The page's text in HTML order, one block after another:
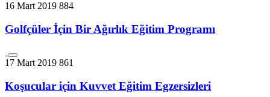
16 Mart 2019 884
Golfçüler İçin Bir Ağırlık Eğitim Programı
17 Mart 2019 861
Koşucular için Kuvvet Eğitim Egzersizleri